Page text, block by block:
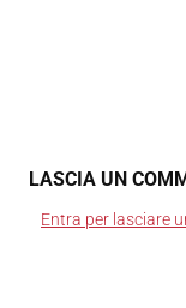
LASCIA UN
Entra per lasciare